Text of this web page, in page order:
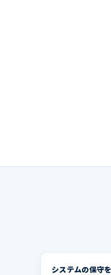
システムの保守